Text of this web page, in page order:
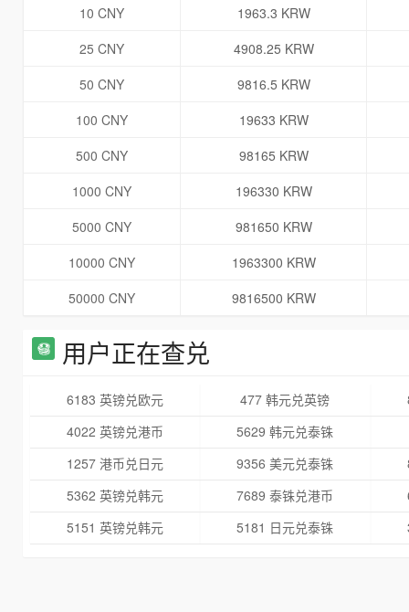
10 CNY
1963.3 KRW
25 CNY
4908.25 KRW
50 CNY
9816.5 KRW
100 CNY
19633 KRW
500 CNY
98165 KRW
1000 CNY
196330 KRW
5000 CNY
981650 KRW
10000 CNY
1963300 KRW
50000 CNY
9816500 KRW
用户正在查兑
6183 英镑兑欧元 477 韩元兑英镑
4022 英镑兑港币
5629 韩元兑泰铢
1257 港币兑日元
9356 美元兑泰铢
5362 英镑兑韩元
7689 泰铢兑港币
5151 英镑兑韩元
5181 日元兑泰铢